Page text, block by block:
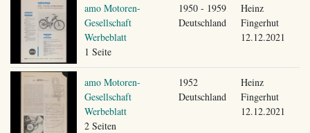
amo Motoren-
Gesellschaft
Werbeblatt
1 Seite
1950 - 1959
Deutschland
Heinz
Fingerhut
12.12.2021
amo Motoren-
Gesellschaft
Werbeblatt
2 Seiten
1952
Deutschland
Heinz
Fingerhut
12.12.2021